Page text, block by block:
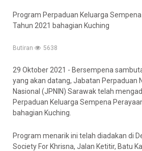
Program Perpaduan Keluarga
Tahun 2021 bahagian Kuching
Butiran 5638
29 Oktober 2021 - Bersempena
yang akan datang, Jabatan Perpaduan
Nasional (JPNIN) Sarawak telah
Perpaduan Keluarga Sempena
bahagian Kuching.
Program menarik ini telah diadakan di
Society For Khrisna, Jalan Ketitir, Batu